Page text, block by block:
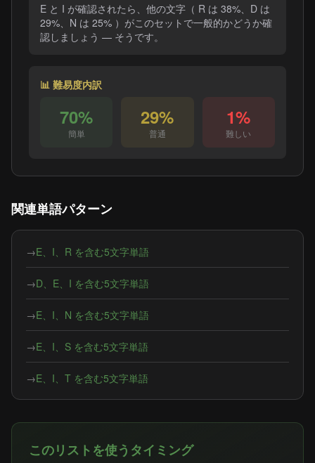
E と I が確認されたら、他の文字（ R は 38%、D は
29%、N は 25% ）がこのセットで一般的かどうか確
認しましょう — そうです。
📊 難易度内訳
70%
簡単
29%
普通
1%
難しい
関連単語パターン
→E、I、R を含む5文字単語
→D、E、I を含む5文字単語
→E、I、N を含む5文字単語
→E、I、S を含む5文字単語
→E、I、T を含む5文字単語
このリストを使うタイミング